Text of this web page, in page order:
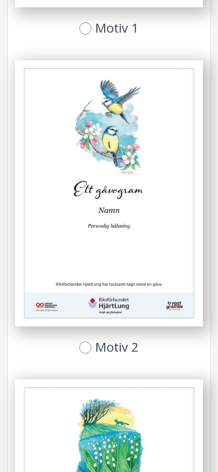
Motiv 1
Motiv 2